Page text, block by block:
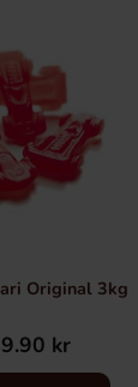
Original 3kg
kr